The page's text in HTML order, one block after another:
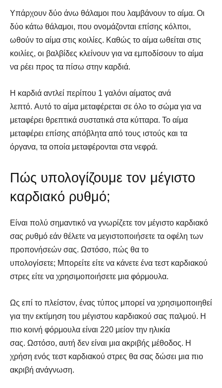
Υπάρχουν δύο άνω θάλαμοι που λαμβάνουν το αίμα. Οι
δύο κάτω θάλαμοι, που ονομάζονται επίσης κόλποι,
ωθούν το αίμα στις κοιλίες. Καθώς το αίμα ωθείται στις
κοιλίες, οι βαλβίδες κλείνουν για να εμποδίσουν το αίμα
να ρέει προς τα πίσω στην καρδιά.
Η καρδιά αντλεί περίπου 1 γαλόνι αίματος ανά
λεπτό. Αυτό το αίμα μεταφέρεται σε όλο το σώμα για να
μεταφέρει θρεπτικά συστατικά στα κύτταρα. Το αίμα
μεταφέρει επίσης απόβλητα από τους ιστούς και τα
όργανα, τα οποία μεταφέρονται στα νεφρά.
Πώς υπολογίζουμε τον μέγιστο
καρδιακό ρυθμό;
Είναι πολύ σημαντικό να γνωρίζετε τον μέγιστο καρδιακό
σας ρυθμό εάν θέλετε να μεγιστοποιήσετε τα οφέλη των
προπονήσεών σας. Ωστόσο, πώς θα το
υπολογίσετε; Μπορείτε είτε να κάνετε ένα τεστ καρδιακού
στρες είτε να χρησιμοποιήσετε μια φόρμουλα.
Ως επί το πλείστον, ένας τύπος μπορεί να χρησιμοποιηθεί
για την εκτίμηση του μέγιστου καρδιακού σας παλμού. Η
πιο κοινή φόρμουλα είναι 220 μείον την ηλικία
σας. Ωστόσο, αυτή δεν είναι μια ακριβής μέθοδος. Η
χρήση ενός τεστ καρδιακού στρες θα σας δώσει μια πιο
ακριβή ανάγνωση.